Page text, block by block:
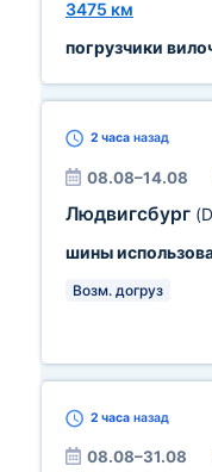
3475 км
погрузчики
2 часа назад
08.08–14.08
Людвигсбург
шины
Возм. догруз
2 часа назад
08.08–31.08